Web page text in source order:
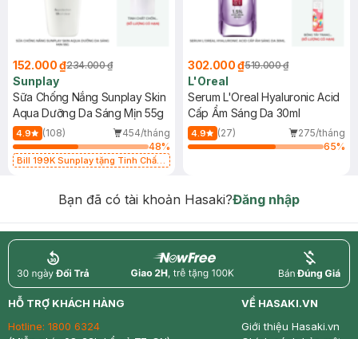
152.000 ₫234.000 ₫
Sunplay
Sữa Chống Nắng Sunplay Skin
Aqua Dưỡng Da Sáng Mịn 55g
4.9 (108)
454/tháng
48%
Bill 199K Sunplay tặng Tinh Chất
302.000 ₫519.000 ₫
L'Oreal
Serum L'Oreal Hyaluronic Acid
Cấp Ẩm Sáng Da 30ml
4.9 (27)
275/tháng
65%
Bạn đã có tài khoản Hasaki?Đăng nhập
return nowfree price
HỖ TRỢ KHÁCH HÀNG
Hotline: 1800 6324
VỀ HASAKI.VN
Giới thiệu Hasaki.vn